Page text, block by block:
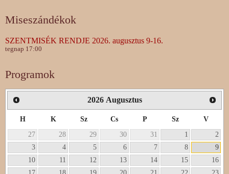
Miseszándékok
SZENTMISÉK RENDJE 2026. augusztus 9-16.
tegnap 17:00
Programok
2026 Augusztus
H K Sz Cs P Sz
V
27
28 29 30 31 1
2
3
4 5 6 7 8
9
10
11 12 13 14 15
16